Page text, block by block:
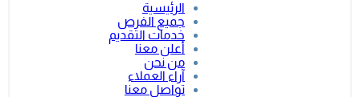
الرئيسية
جميع الفرص
خدمات التقديم
أعلن معنا
من نحن
آراء العملاء
تواصل معنا